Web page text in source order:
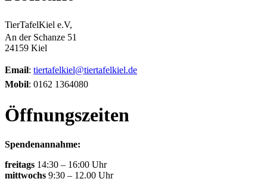
TierTafelKiel e.V,
An der Schanze 51
24159 Kiel
Email: tiertafelkiel@tiertafelkiel.de
Mobil: 0162 1364080
Öffnungszeiten
Spendenannahme:
freitags 14:30 – 16:00 Uhr
mittwochs 9:30 – 12.00 Uhr